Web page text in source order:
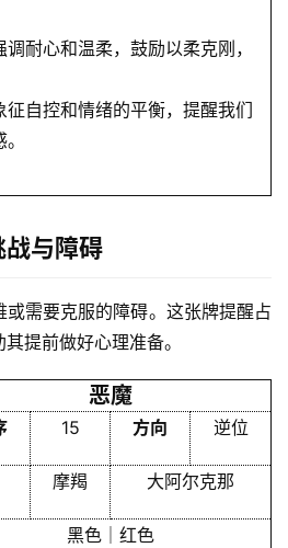
耐心和温柔，鼓励以柔克刚，
征自控和情绪的平衡，提醒我们
战与障碍
需要克服的障碍。这张牌提醒占
提前做好心理准备。
恶魔
15 方向 逆位
摩羯 大阿尔克那
黑色｜红色